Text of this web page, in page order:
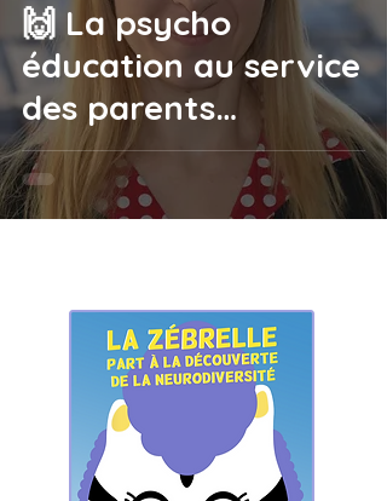
🙌 La psycho
éducation au service
des parents
d’enfants ayant un
TDAH/TOP